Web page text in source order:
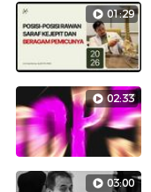
01:29
02:33
03:00